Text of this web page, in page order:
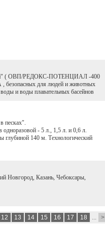
( ОВП/РЕДОКС-ПОТЕНЦИАЛ -400
для людей и животных
и воды плавательных басейнов
песках".
одноразовой - 5 л., 1,5 л. и 0,6 л.
глубиной 140 м. Технологический
Новгород, Казань, Чебоксары,
12 13 14 15 16 17 18 ... >